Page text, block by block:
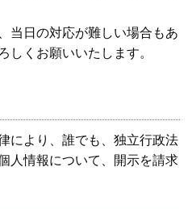
当日の対応が難しい場合もあ
しくお願いいたします。
により、誰でも、独立行政法
人情報について、開示を請求